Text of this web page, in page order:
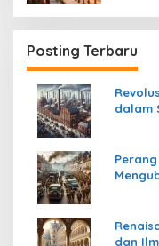
Posting Terbaru
dalam
dan